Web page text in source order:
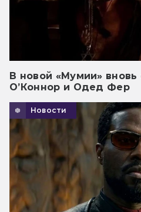
В новой «Мумии»
О’Коннор и Одед Фер
Новости